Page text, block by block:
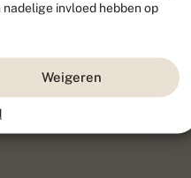
invloed hebben op
Weigeren
door